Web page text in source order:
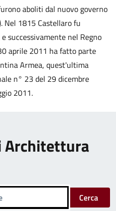
aboliti dal nuovo governo
Nel 1815 Castellaro fu
successivamente nel Regno
aprile 2011 ha fatto parte
Armea, quest'ultima
n° 23 del 29 dicembre
2011.
Architettura
Cerca